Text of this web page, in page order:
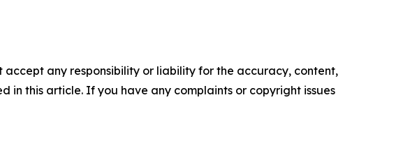
accept any responsibility or liability for the accuracy, content,
in this article. If you have any complaints or copyright issues